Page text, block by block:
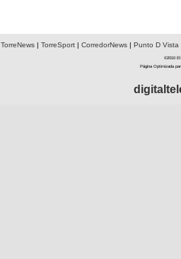
TorreNews| TorreSport| CorredorNews| Punto D Vista
©2010 El
Página Optimizada